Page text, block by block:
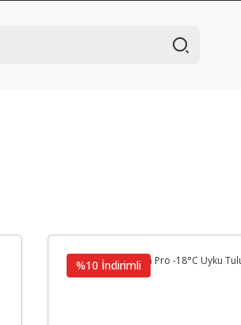
%10 İndirimli